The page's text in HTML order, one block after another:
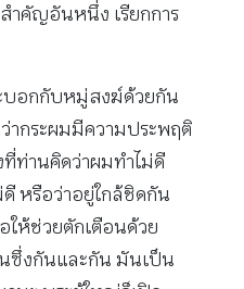
ำคัญอันหนึ่ง เรียกการ
บอกกับหมู่สงฆ์ด้วยกัน
ากระผมมีความประพฤติ
ที่ท่านคิดว่าผมทำไม่ดี
หรือว่าอยู่ใกล้ชิดกัน
ห้ช่วยตักเตือนด้วย
นซึ่งกันและกัน มันเป็น